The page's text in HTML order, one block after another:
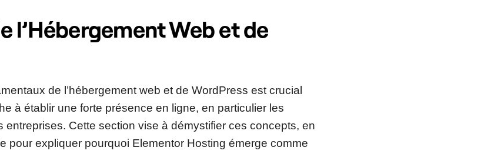
l’Hébergement Web et de
de l’hébergement web et de WordPress est crucial
à établir une forte présence en ligne, en particulier les
entreprises. Cette section vise à démystifier ces concepts, en
pour expliquer pourquoi Elementor Hosting émerge comme